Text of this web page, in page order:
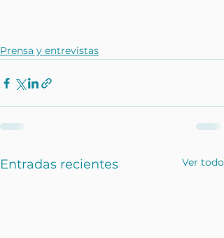
Prensa y entrevistas
Entradas recientes Ver todo